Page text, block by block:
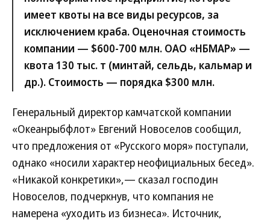
имеет квоты на все виды ресурсов, за
исключением краба. Оценочная стоимость
компании — $600-700 млн. ОАО «НБМАР» —
квота 130 тыс. т (минтай, сельдь, кальмар и
др.). Стоимость — порядка $300 млн.
Генеральный директор камчатской компании
«Океанрыбфлот» Евгений Новоселов сообщил,
что предложения от «Русского моря» поступали,
однако «носили характер неофициальных бесед».
«Никакой конкретики»,— сказал господин
Новоселов, подчеркнув, что компания не
намерена «уходить из бизнеса». Источник,